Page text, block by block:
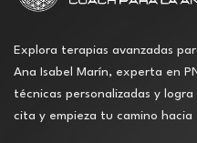
Explora terapias avanzadas
Ana Isabel Marín, experta en
técnicas personalizadas y
cita y empieza tu camino hacia